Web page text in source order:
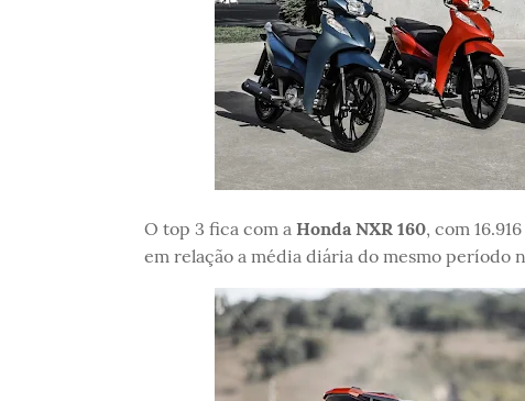
O top 3 fica com a Honda NXR 160, com
em relação a média diária do mesmo período